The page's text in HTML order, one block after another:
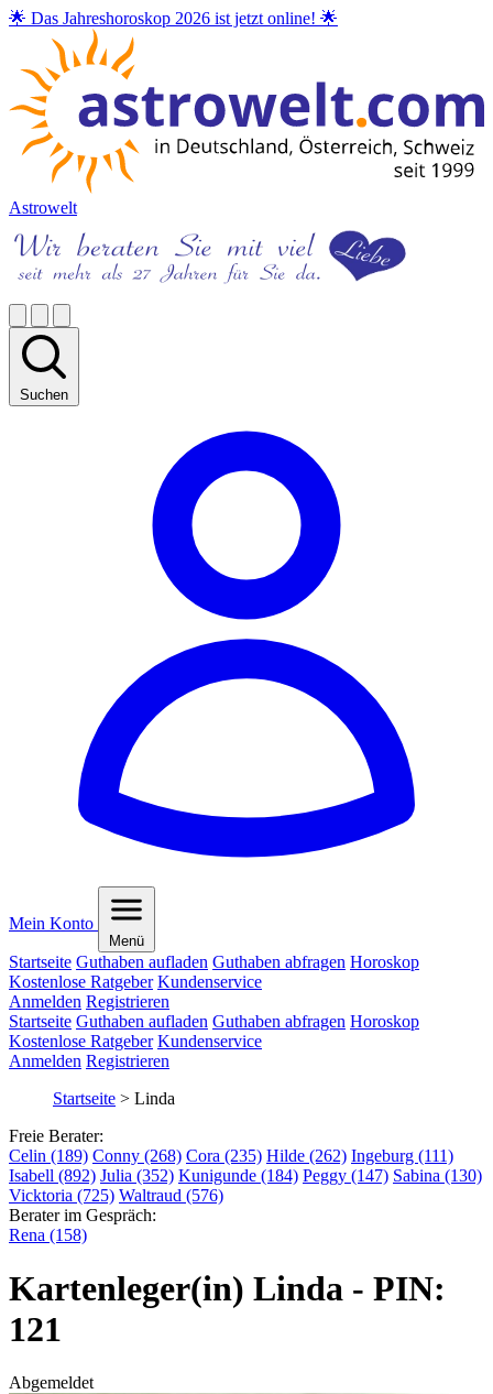
🌟 Das Jahreshoroskop 2026 ist jetzt online! 🌟
Astrowelt
Suchen
Mein Konto
Menü
Startseite Guthaben aufladen Guthaben abfragen Horoskop
Kostenlose Ratgeber Kundenservice
Anmelden Registrieren
Startseite Guthaben aufladen Guthaben abfragen Horoskop
Kostenlose Ratgeber Kundenservice
Anmelden Registrieren
Startseite > Linda
Freie Berater:
Celin (189) Conny (268) Cora (235) Hilde (262) Ingeburg (111)
Isabell (892) Julia (352) Kunigunde (184) Peggy (147) Sabina (130)
Vicktoria (725) Waltraud (576)
Berater im Gespräch:
Rena (158)
Kartenleger(in) Linda - PIN:
121
Abgemeldet